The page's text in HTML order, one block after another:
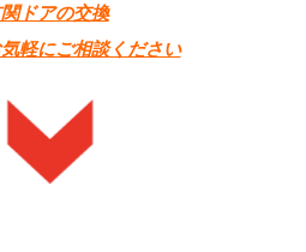
ドアの交換
軽にご相談ください